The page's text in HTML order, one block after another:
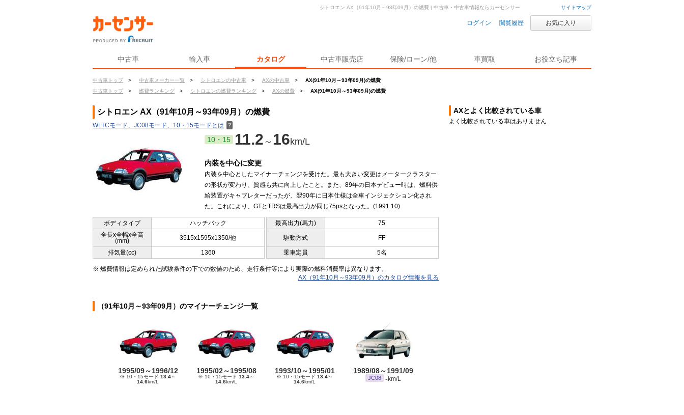
サイトマップ
ログイン 閲覧履歴 お気に入り
中古車 輸入車 カタログ 中古車販売店 保険/ローン/他 車買取 お役立ち記事
中古車トップ > 中古車メーカー一覧 > シトロエンの中古車 > AXの中古車 >
AX(91年10月～93年09月)の燃費
中古車トップ
> 燃費ランキング > シトロエンの燃費ランキング > AXの燃費 > AX(91年10月～93年09月)の燃費
シトロエン AX（91年10月～93年09月）の燃費 | 中古車・中古車情報ならカーセンサー
シトロエン AX（91年10月～93年09月）の燃費
WLTCモード、JC08モード、10・15モードとは ？
10・15 11.2 ～ 16km/L
内装を中心に変更
内装を中心としたマイナーチェンジを受けた。最も大きい変更はメータークラスター
の形状が変わり、質感も共に向上したこと。また、89年の日本デビュー時は、燃料供
給装置がキャブレターだったが、翌90年に日本仕様は全車インジェクション化され
た。これにより、GTとTRSは最高出力が同じ75psとなった。(1991.10)
ボディタイプ ハッチバック 最高出力(馬力)
75
全長x全幅x全高
(mm)
3515x1595x1350/他 駆動方式 FF
排気量(cc) 1360 乗車定員 5名
※ 燃費情報は定められた試験条件の下での数値のため、走行条件等により実際の燃料消費率は異なります。
AX（91年10月～93年09月）のカタログ情報を見る
（91年10月～93年09月）のマイナーチェンジ一覧
1995/09～1996/12
※ 10・15モード 13.4～
14.6km/L
1995/02～1995/08
※ 10・15モード 13.4～
14.6km/L
1993/10～1995/01
※ 10・15モード 13.4～
14.6km/L
1989/08～1991/09
JC08 - km/L
AXとよく比較されている車
よく比較されている車はありません